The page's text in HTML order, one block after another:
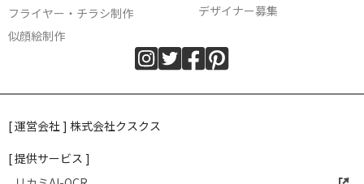
フライヤー・チラシ制作
似顔絵制作
デザイナー募集
[ 運営会社 ] 株式会社クスクス
[ 提供サービス ]